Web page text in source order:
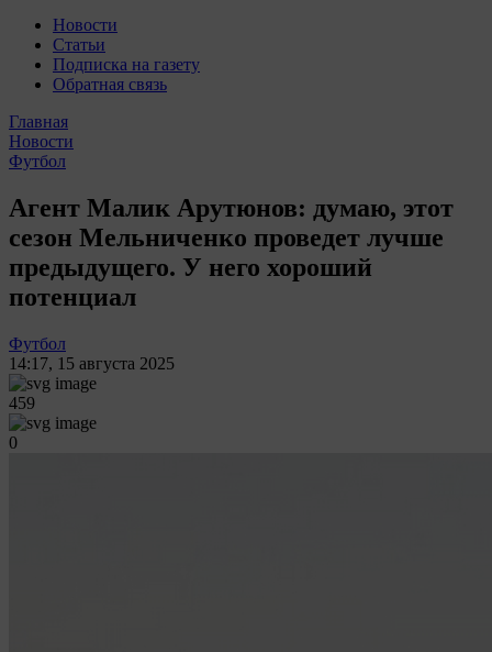
Новости
Статьи
Подписка на газету
Обратная связь
Главная
Новости
Футбол
Агент Малик Арутюнов: думаю, этот
сезон Мельниченко проведет лучше
предыдущего. У него хороший
потенциал
Футбол
14:17, 15 августа 2025
459
0